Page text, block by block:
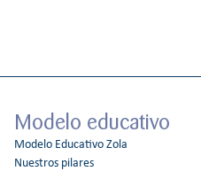
Modelo educativo
Modelo Educativo Zola
Nuestros pilares